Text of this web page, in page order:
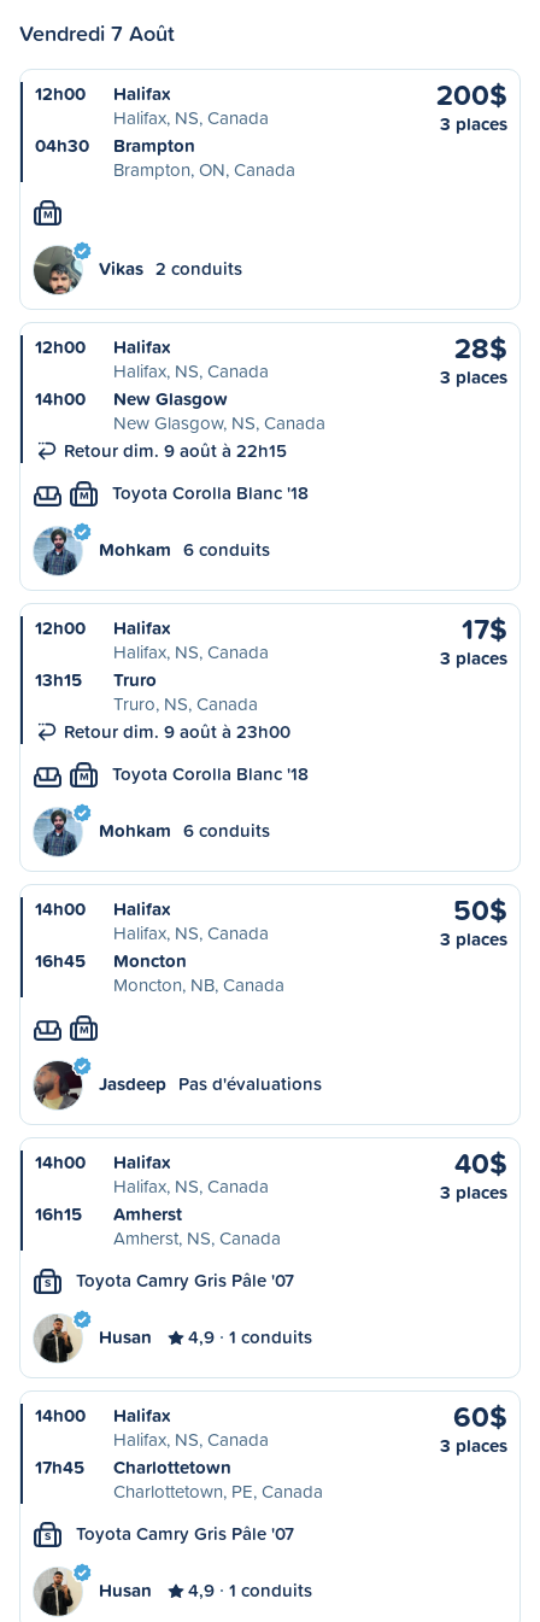
Vendredi 7 Août
12h00
Halifax
Halifax, NS, Canada
04h30
Brampton
Brampton, ON, Canada
200$
3 places
M
Vikas 2 conduits
12h00
Halifax
Halifax, NS, Canada
14h00
New Glasgow
New Glasgow, NS, Canada
Retour dim. 9 août à 22h15
28$
3 places
M Toyota Corolla Blanc '18
Mohkam 6 conduits
12h00
Halifax
Halifax, NS, Canada
13h15
Truro
Truro, NS, Canada
Retour dim. 9 août à 23h00
17$
3 places
M Toyota Corolla Blanc '18
Mohkam 6 conduits
14h00
Halifax
Halifax, NS, Canada
16h45
Moncton
Moncton, NB, Canada
50$
3 places
M
Jasdeep Pas d'évaluations
14h00
Halifax
Halifax, NS, Canada
16h15
Amherst
Amherst, NS, Canada
40$
3 places
S Toyota Camry Gris Pâle '07
Husan 4,9 1 conduits
14h00
Halifax
Halifax, NS, Canada
17h45
Charlottetown
Charlottetown, PE, Canada
60$
3 places
S Toyota Camry Gris Pâle '07
Husan 4,9 1 conduits